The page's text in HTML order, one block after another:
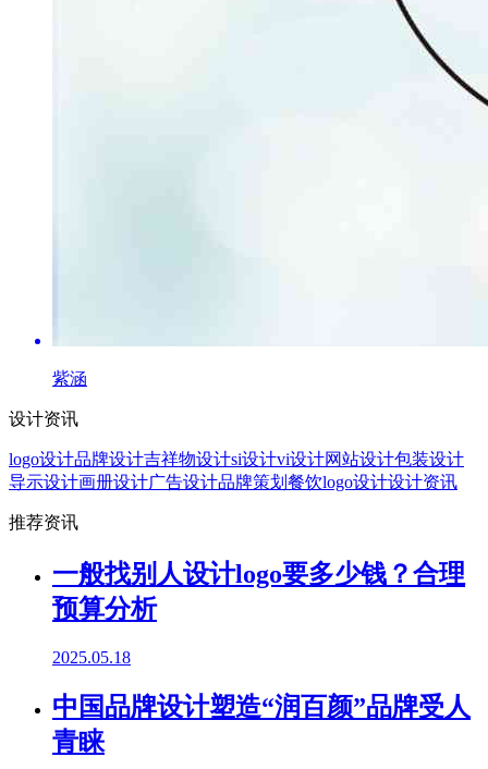
紫涵
设计资讯
logo设计品牌设计吉祥物设计si设计vi设计网站设计包装设计
导示设计画册设计广告设计品牌策划 餐饮logo设计设计资讯
推荐资讯
一般找别人设计logo要多少钱？合理
预算分析
2025.05.18
中国品牌设计塑造“润百颜”品牌受人
青睐